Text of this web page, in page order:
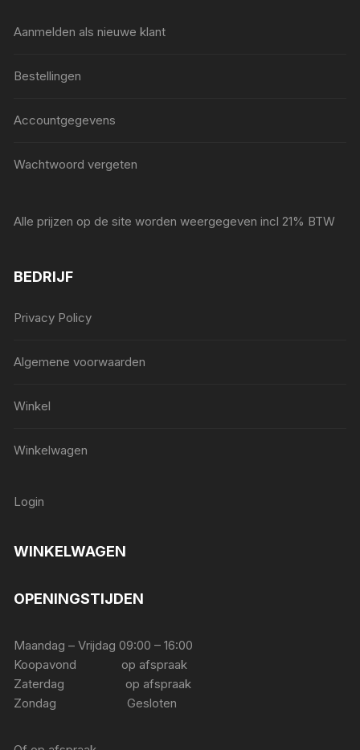
Aanmelden als nieuwe klant
Bestellingen
Accountgegevens
Wachtwoord vergeten
Alle prijzen op de site worden weergegeven incl 21% BTW
BEDRIJF
Privacy Policy
Algemene voorwaarden
Winkel
Winkelwagen
Login
WINKELWAGEN
OPENINGSTIJDEN
Maandag – Vrijdag 09:00 – 16:00
Koopavond op afspraak
Zaterdag op afspraak
Zondag Gesloten